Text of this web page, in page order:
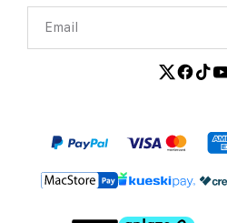
Email